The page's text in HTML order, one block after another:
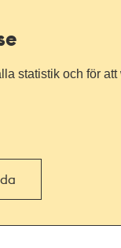
statistik och för